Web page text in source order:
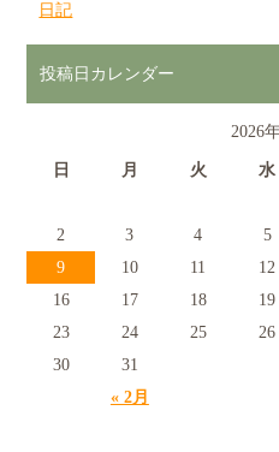
日記
投稿日カレンダー
2026
日 月 火 水
« 2月
2
3 4 5
9
10 11 12
16
17 18 19
23
24 25 26
30
31